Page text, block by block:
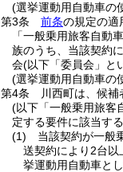
(選挙運動用自動車の
第3条
前条の規定の適
「一般乗用旅客自動
族のうち、当該契約
会(以下「委員会」と
(選挙運動用自動車の
第4条
川西町は、候補
(以下「一般乗用旅客
定する要件に該当す
(1)
当該契約が一般
送契約により2台以
挙運動用自動車と